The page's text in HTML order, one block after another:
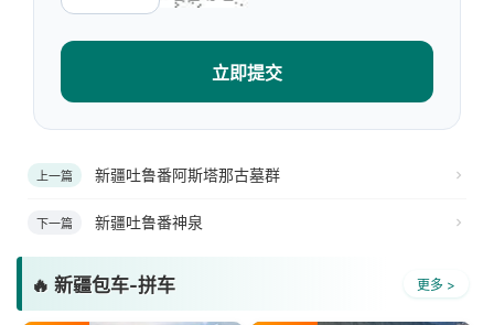
立即提交
上一篇 新疆吐鲁番阿斯塔那古墓群
下一篇 新疆吐鲁番神泉
🔥 新疆包车-拼车 更多 >